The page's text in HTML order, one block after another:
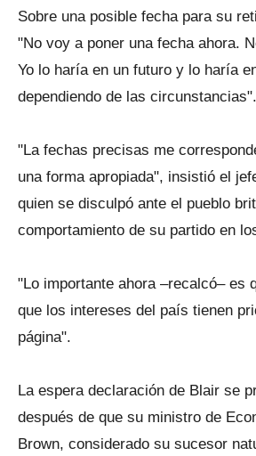
Sobre una posible fecha para su
"No voy a poner una fecha ahora.
Yo lo haría en un futuro y lo haría
dependiendo de las circunstancias".
"La fechas precisas me
una forma apropiada", insistió el
quien se disculpó ante el pueblo
comportamiento de su partido en
"Lo importante ahora –recalcó– es
que los intereses del país tienen
página".
La espera declaración de Blair se
después de que su ministro de
Brown, considerado su sucesor